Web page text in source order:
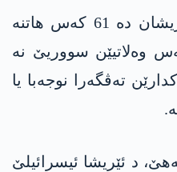
رەوانگەهێ دیار کر، د ئێریشان دە 61 کەس هاتنە
ژ ناڤا وان 33 کەس وەلاتیێن سووریێ نە
تەڤگەرا نوجەبا یا
د ئێریشا ئیسرائیلێ